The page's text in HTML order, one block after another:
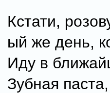
Кстати,
ый же день,
Иду в
Зубная